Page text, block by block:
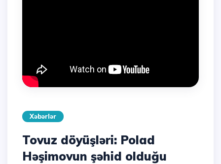
Xəbərlər
Tovuz döyüşləri: Polad
Həşimovun şəhid olduğu